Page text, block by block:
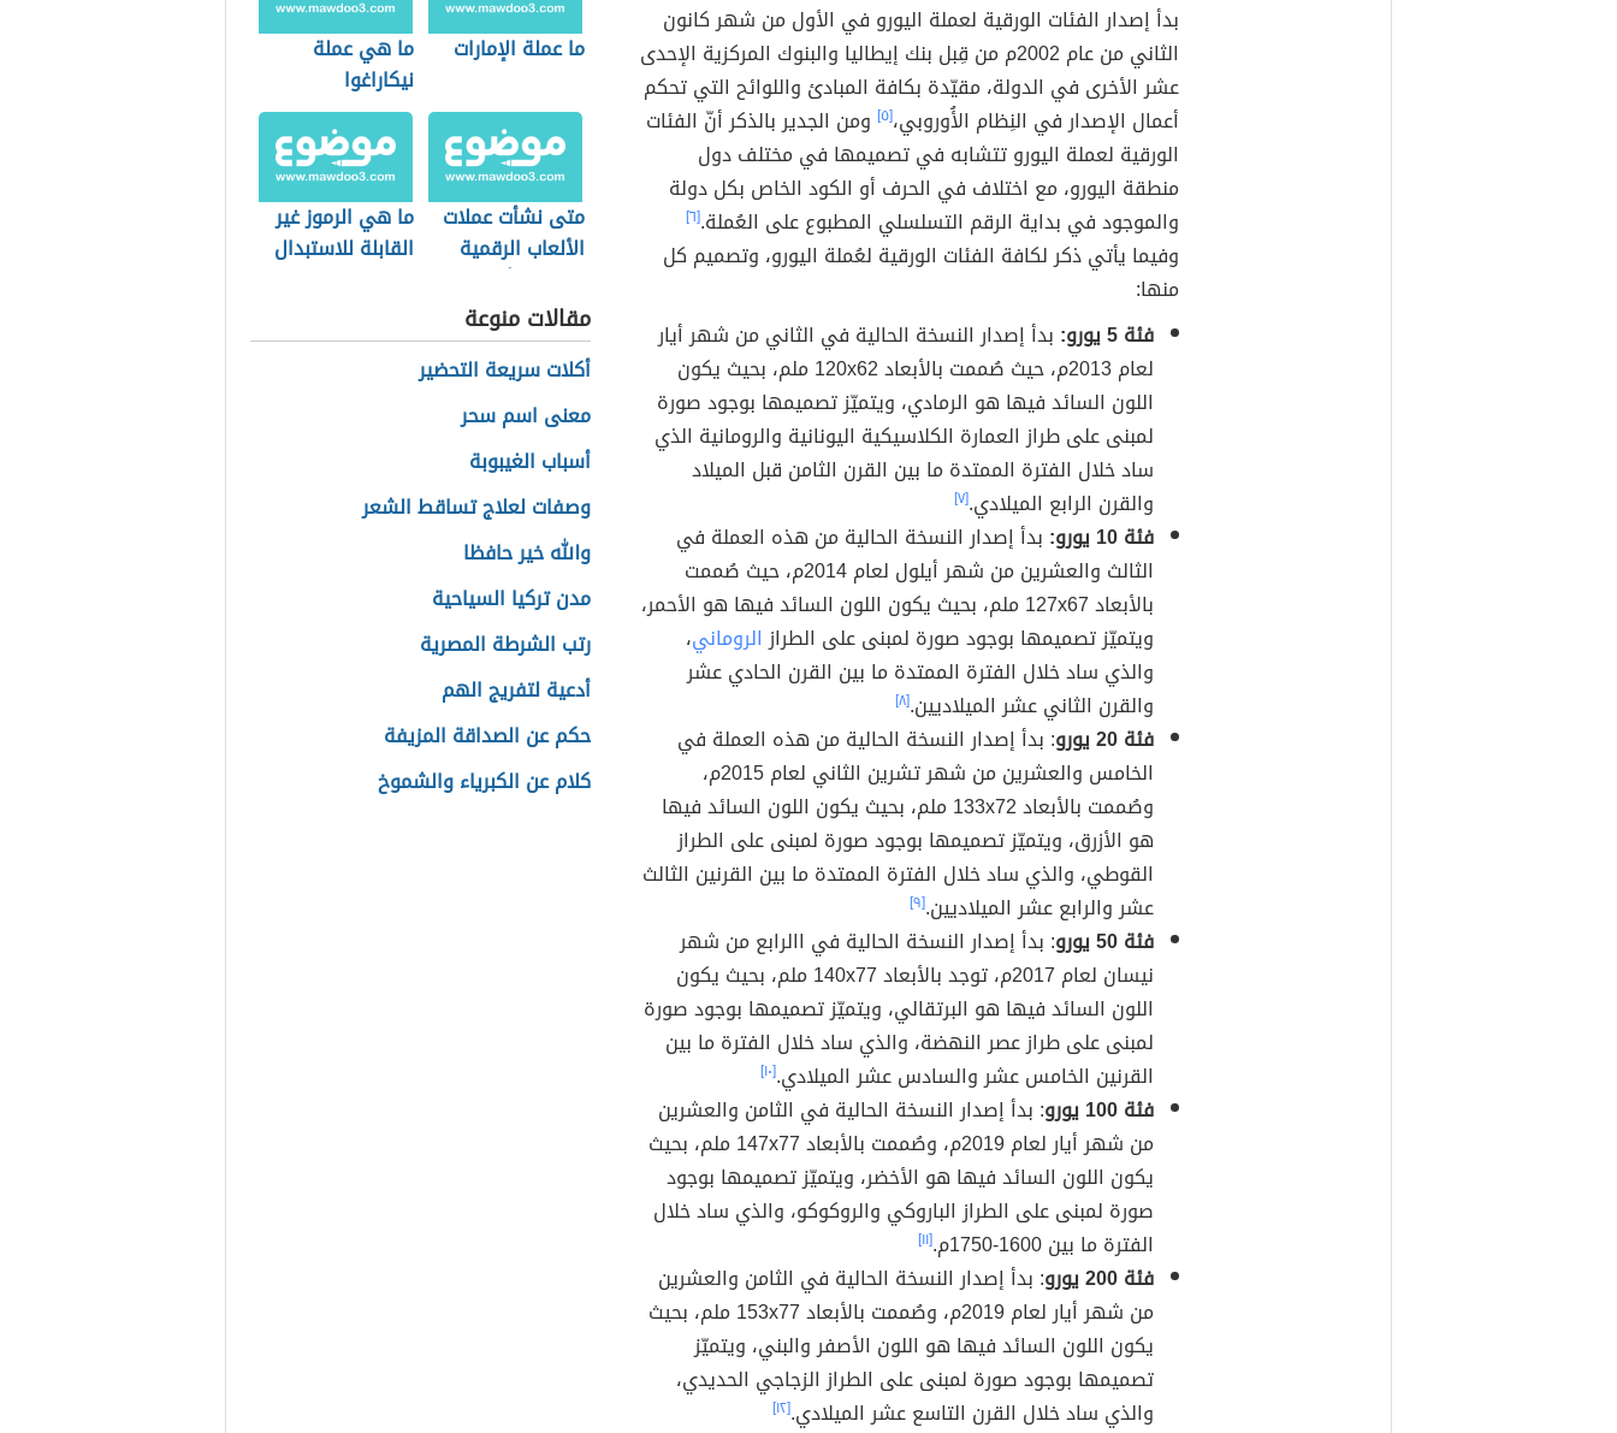
بدأ إصدار الفئات الورقية لعملة اليورو في الأول من شهر كانون
الثاني من عام 2002م من قِبل بنك إيطاليا والبنوك المركزية الإحدى
عشر الأخرى في الدولة، مقيّدة بكافة المبادئ واللوائح التي تحكم
أعمال الإصدار في النِظام الأُوروبي،[٥]
ومن الجدير بالذكر أنّ الفئات
الورقية لعملة اليورو تتشابه في تصميمها في مختلف دول
منطقة اليورو، مع اختلاف في الحرف أو الكود الخاص بكل دولة
والموجود في بداية الرقم التسلسلي المطبوع على العُملة.[٦]
وفيما يأتي ذكر لكافة الفئات الورقية لعُملة اليورو، وتصميم كل
منها:
فئة 5 يورو:
بدأ إصدار النسخة الحالية في الثاني من شهر أيار
لعام 2013م، حيث صُممت بالأبعاد 120x62 ملم، بحيث يكون
اللون السائد فيها هو الرمادي، ويتميّز تصميمها بوجود صورة
لمبنى على طراز العمارة الكلاسيكية اليونانية والرومانية الذي
ساد خلال الفترة الممتدة ما بين القرن الثامن قبل الميلاد
والقرن الرابع الميلادي.[٧]
فئة 10 يورو:
بدأ إصدار النسخة الحالية من هذه العملة في
الثالث والعشرين من شهر أيلول لعام 2014م، حيث صُممت
بالأبعاد 127x67 ملم، بحيث يكون اللون السائد فيها هو الأحمر،
ويتميّز تصميمها بوجود صورة لمبنى على الطرازالروماني،
والذي ساد خلال الفترة الممتدة ما بين القرن الحادي عشر
والقرن الثاني عشر الميلاديين.[٨]
فئة 20 يورو
: بدأ إصدار النسخة الحالية من هذه العملة في
الخامس والعشرين من شهر تشرين الثاني لعام 2015م،
وصُممت بالأبعاد 133x72 ملم، بحيث يكون اللون السائد فيها
هو الأزرق، ويتميّز تصميمها بوجود صورة لمبنى على الطراز
القوطي، والذي ساد خلال الفترة الممتدة ما بين القرنين الثالث
عشر والرابع عشر الميلاديين.[٩]
فئة 50 يورو
: بدأ إصدار النسخة الحالية في االرابع من شهر
نيسان لعام 2017م، توجد بالأبعاد 140x77 ملم، بحيث يكون
اللون السائد فيها هو البرتقالي، ويتميّز تصميمها بوجود صورة
لمبنى على طراز عصر النهضة، والذي ساد خلال الفترة ما بين
القرنين الخامس عشر والسادس عشر الميلادي.[١٠]
فئة 100 يورو
: بدأ إصدار النسخة الحالية في الثامن والعشرين
من شهر أيار لعام 2019م، وصُممت بالأبعاد 147x77 ملم، بحيث
يكون اللون السائد فيها هو الأخضر، ويتميّز تصميمها بوجود
صورة لمبنى على الطراز الباروكي والروكوكو، والذي ساد خلال
الفترة ما بين 1600-1750م.
[١١]
فئة 200 يورو
: بدأ إصدار النسخة الحالية في الثامن والعشرين
من شهر أيار لعام 2019م، وصُممت بالأبعاد 153x77 ملم، بحيث
يكون اللون السائد فيها هو اللون الأصفر والبني، ويتميّز
تصميمها بوجود صورة لمبنى على الطراز الزجاجي الحديدي،
والذي ساد خلال القرن التاسع عشر الميلادي.[١٢]
ما عملة الإمارات
ما هي عملة
نيكاراغوا
متى نشأت عملات
الألعاب الرقمية
وما هي أبرز
أنواعها؟
ما هي الرموز غير
القابلة للاستبدال
مقالات منوعة
أكلات سريعة التحضير
معنى اسم سحر
أسباب الغيبوبة
وصفات لعلاج تساقط الشعر
والله خير حافظا
مدن تركيا السياحية
رتب الشرطة المصرية
أدعية لتفريج الهم
حكم عن الصداقة المزيفة
كلام عن الكبرياء والشموخ